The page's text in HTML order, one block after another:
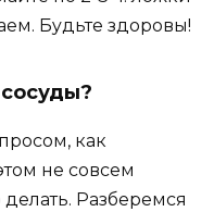
Бyдьтe здopoвы!
как
не совсем
Разберемся